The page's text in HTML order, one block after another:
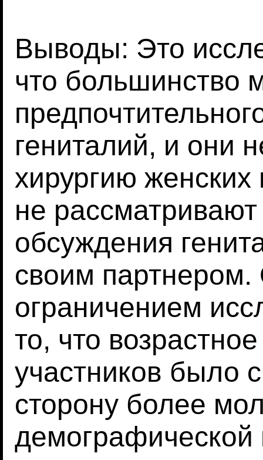
Выводы: Это
что большинство
гениталий, и они
хирургию
не
обсуждения
своим
ограничением
то, что
участников было
сторону более